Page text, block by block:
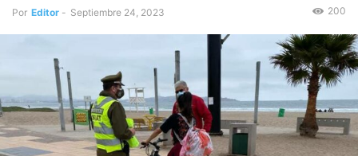
Por Editor - Septiembre 24, 2023 200